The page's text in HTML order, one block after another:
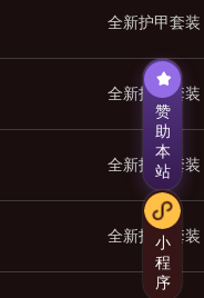
全新护甲套装
全新护甲套装
全新护甲套装
全新护甲套装
赞
助
本
站
小
程
序